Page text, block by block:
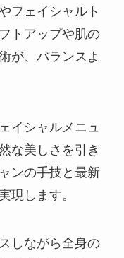
フェイシャルト
トアップや肌の
が、バランスよ
イシャルメニュ
な美しさを引き
ンの手技と最新
現します。
しながら全身の